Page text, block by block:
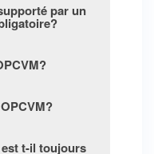
par un
t-il toujours